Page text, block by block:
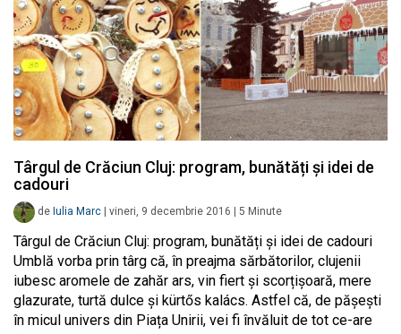
Târgul de Crăciun Cluj: program, bunătăți și idei de
cadouri
de Iulia Marc vineri, 9 decembrie 2016 5 Minute
Târgul de Crăciun Cluj: program, bunătăți și idei de cadouri
Umblă vorba prin târg că, în preajma sărbătorilor, clujenii
iubesc aromele de zahăr ars, vin fiert și scorțișoară, mere
glazurate, turtă dulce și kürtős kalács. Astfel că, de pășești
în micul univers din Piața Unirii, vei fi învăluit de tot ce-are